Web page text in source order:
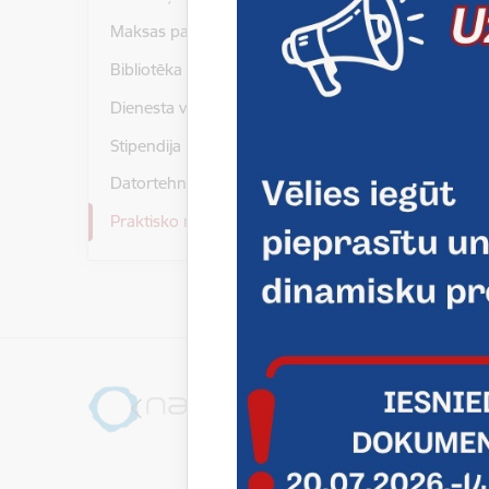
Maksas pakalpojumi
Bibliotēka
Dienesta viesnīca
Stipendija
Datortehnikas piešķiršana
Praktisko mācību īstenošana